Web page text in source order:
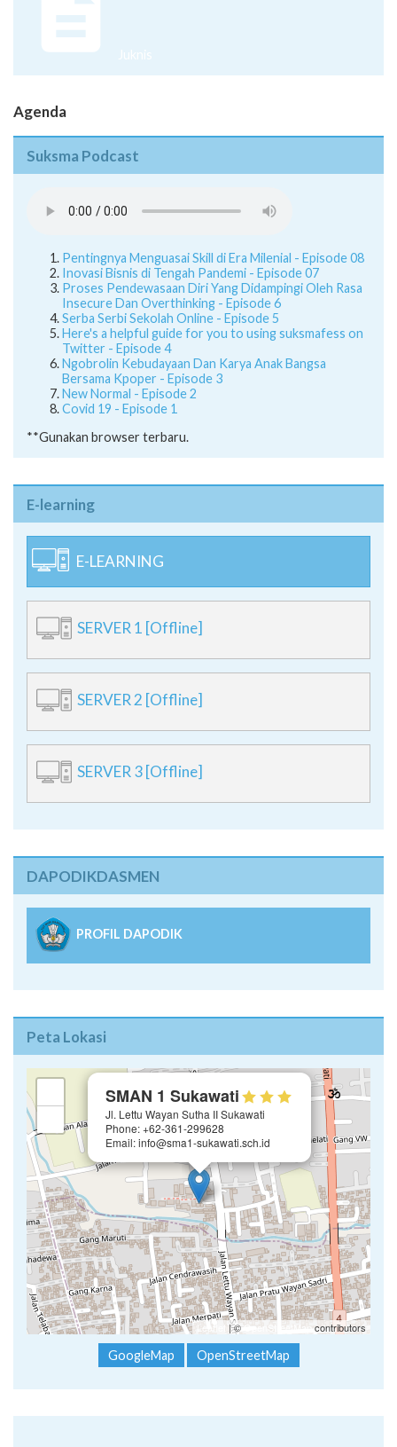
Juknis
Agenda
Suksma Podcast
Pentingnya Menguasai Skill di Era Milenial - Episode 08
Inovasi Bisnis di Tengah Pandemi - Episode 07
Proses Pendewasaan Diri Yang Didampingi Oleh Rasa
Insecure Dan Overthinking - Episode 6
Serba Serbi Sekolah Online - Episode 5
Here's a helpful guide for you to using suksmafess on
Twitter - Episode 4
Ngobrolin Kebudayaan Dan Karya Anak Bangsa
Bersama Kpoper - Episode 3
New Normal - Episode 2
Covid 19 - Episode 1
**Gunakan browser terbaru.
E-learning
E-LEARNING
SERVER 1 [Offline]
SERVER 2 [Offline]
SERVER 3 [Offline]
DAPODIKDASMEN
PROFIL DAPODIK
Peta Lokasi
SMAN 1 Sukawati
Jl. Lettu Wayan Sutha II Sukawati
Phone: +62-361-299628
Email: info@sma1-sukawati.sch.id
Leaflet | ©OpenStreetMap contributors
GoogleMap OpenStreetMap